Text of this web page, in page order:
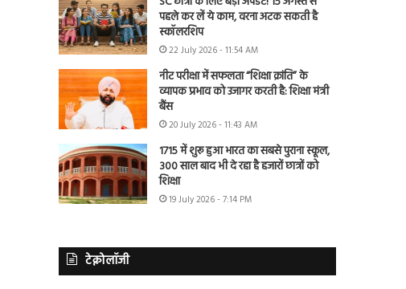
पहले कर लें ये काम, वरना अटक सकती है
स्कॉलरशिप
22 July 2026 - 11:54 AM
नीट परीक्षा में सफलता “शिक्षा क्रांति” के
व्यापक प्रभाव को उजागर करती है: शिक्षा मंत्री
बैंस
20 July 2026 - 11:43 AM
1715 में शुरू हुआ भारत का सबसे पुराना स्कूल,
300 साल बाद भी दे रहा है हजारों छात्रों को
शिक्षा
19 July 2026 - 7:14 PM
टेक्नोलॉजी